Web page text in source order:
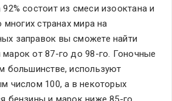
состоит из смеси изооктана и
многих странах мира на
заправок вы сможете найти
от 87-го до 98-го. Гоночные
большинстве, используют
числом 100, а в некоторых